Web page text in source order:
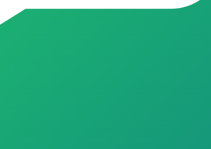
aos alertas de vagas para as usinas da sua região!
trocar experiências, dicas e oportunidades relacionadas ao tema.
Use os filtros para encontrar o grupo ideal.
entrar para conhecer as diretrizes da comunidade.